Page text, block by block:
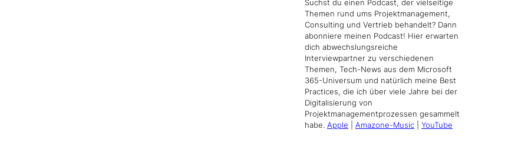
Suchst du einen Podcast, der vielseitige
Themen rund ums Projektmanagement,
Consulting und Vertrieb behandelt? Dann
abonniere meinen Podcast! Hier erwarten
dich abwechslungsreiche
Interviewpartner zu verschiedenen
Themen, Tech-News aus dem Microsoft
365-Universum und natürlich meine Best
Practices, die ich über viele Jahre bei der
Digitalisierung von
Projektmanagementprozessen gesammelt
habe. Apple Amazone-Music YouTube